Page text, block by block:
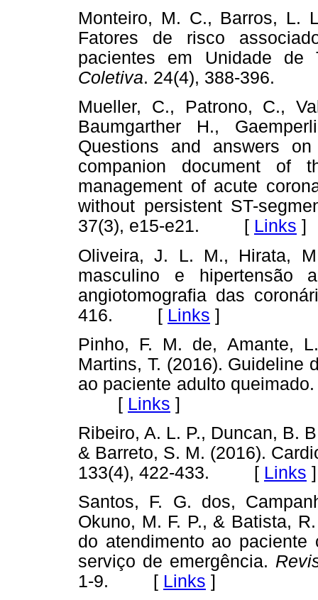
Monteiro, M. C., Barros, L.
Fatores de risco
pacientes em Unidade de
Coletiva. 24(4), 388-
Mueller, C., Patrono, C.,
Baumgarther H.,
Questions and answers
companion document of
management of acute
without persistent ST-
37(3), e15-e21. [ Links ]
Oliveira, J. L. M., Hirata,
masculino e hipertensão
angiotomografia das
416. [ Links ]
Pinho, F. M. de, Amante,
Martins, T. (2016). Guideline
ao paciente adulto
[ Links ]
Ribeiro, A. L. P., Duncan, B.
& Barreto, S. M. (2016).
133(4), 422-433. [ Links ]
Santos, F. G. dos,
Okuno, M. F. P., & Batista,
do atendimento ao paciente
serviço de emergência.
1-9. [ Links ]